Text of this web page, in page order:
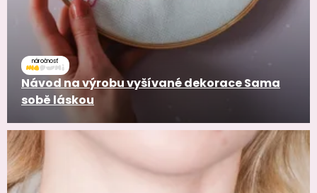
náročnosť
Návod na výrobu vyšívané dekorace Sama
sobě láskou